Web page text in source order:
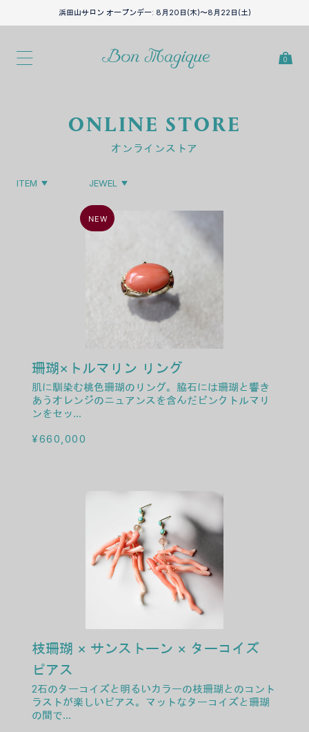
浜田山サロン オープンデー: 8月20日(木)〜8月22日(土)
COLLECTION
ARCHIVE
ONLINE STORE
0
ONLINE STORE
オンラインストア
ITEM JEWEL
NEW
珊瑚×トルマリン リング
肌に馴染む桃色珊瑚のリング。脇石には珊瑚と響き
あうオレンジのニュアンスを含んだピンクトルマリ
ンをセッ...
通常価格
¥660,000
枝珊瑚 × サンストーン × ターコイズ
ピアス
2石のターコイズと明るいカラーの枝珊瑚とのコント
ラストが楽しいピアス。マットなターコイズと珊瑚
の間で...